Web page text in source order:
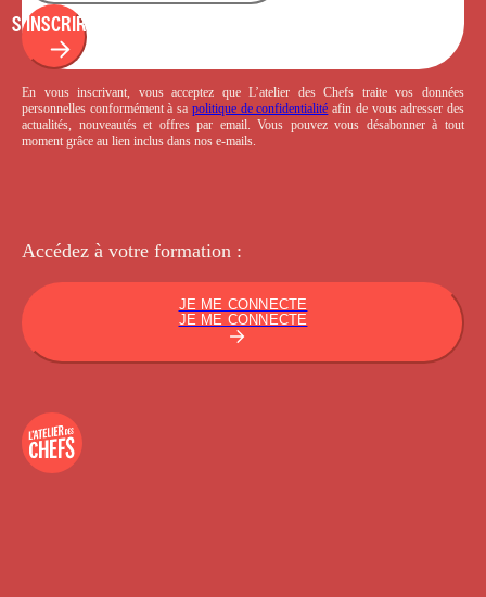
S'INSCRIRE
En vous inscrivant, vous acceptez que L’atelier des Chefs traite vos données
personnelles conformément à sa politique de confidentialité afin de vous adresser des
actualités, nouveautés et offres par email. Vous pouvez vous désabonner à tout
moment grâce au lien inclus dans nos e-mails.
Accédez à votre formation :
JE ME CONNECTE
JE ME CONNECTE